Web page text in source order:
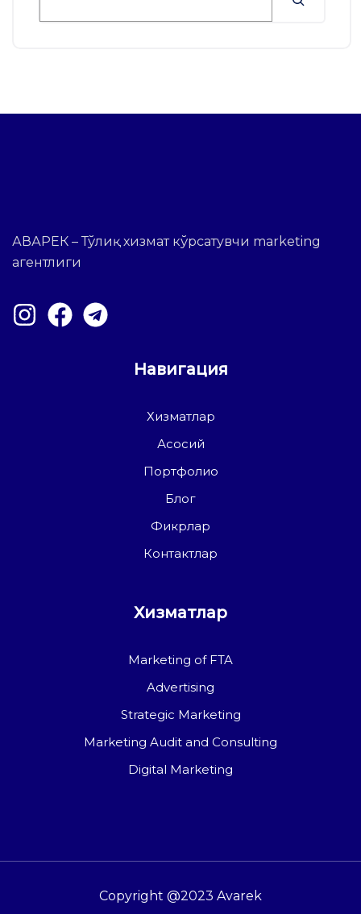
АВАРЕК – Тўлиқ хизмат кўрсатувчи marketing
агентлиги
Навигация
Хизматлар
Асосий
Портфолио
Блог
Фикрлар
Контактлар
Хизматлар
Marketing of FTA
Advertising
Strategic Marketing
Marketing Audit and Consulting
Digital Marketing
Copyright @2023 Avarek